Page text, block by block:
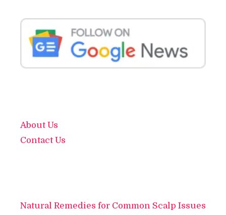
About Us
Contact Us
Natural Remedies for Common Scalp Issues